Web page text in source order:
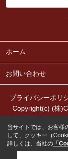
ホーム
お問い合わせ
プライバシーポリ
Copyright(c) (株
当サイトでは、お客様
して、クッキー（
詳しくは、当社の 「